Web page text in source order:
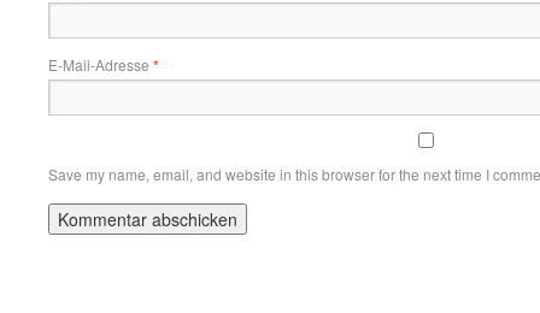
E-Mail-Adresse *
Save my name, email, and website in this browser for the next time I